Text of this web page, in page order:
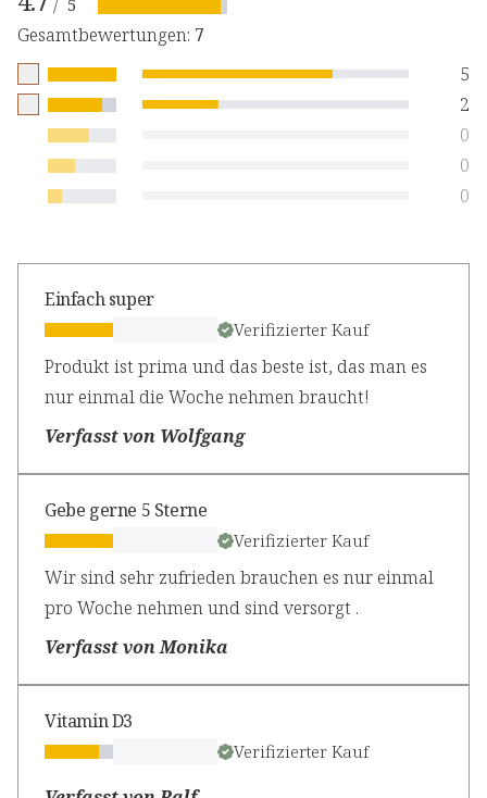
5
Gesamtbewertungen: 7
5
2
0
0
0
Einfach super
Verifizierter Kauf
Produkt ist prima und das beste ist, das man es
nur einmal die Woche nehmen braucht!
Verfasst von Wolfgang
Gebe gerne 5 Sterne
Verifizierter Kauf
Wir sind sehr zufrieden brauchen es nur einmal
pro Woche nehmen und sind versorgt .
Verfasst von Monika
Vitamin D3
Verifizierter Kauf